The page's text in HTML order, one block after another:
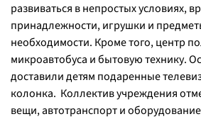
развиваться в непростых условиях,
принадлежности, игрушки и
необходимости. Кроме того, центр
микроавтобуса и бытовую технику.
доставили детям подаренные
колонка. Коллектив учреждения
вещи, автотранспорт и